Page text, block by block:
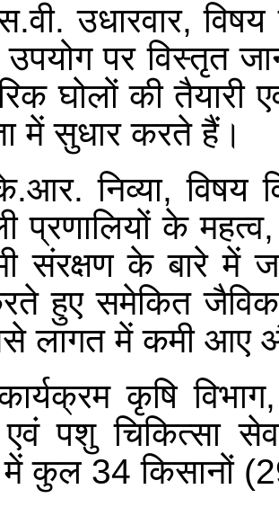
उधारवार, विषय
पर विस्तृत
घोलों की तैयारी
में सुधार करते हैं।
निव्या, विषय
प्रणालियों के
संरक्षण के बारे में
हुए समेकित जैविक
लागत में कमी आए
कृषि विभाग,
पशु चिकित्सा
में कुल 34 किसानों